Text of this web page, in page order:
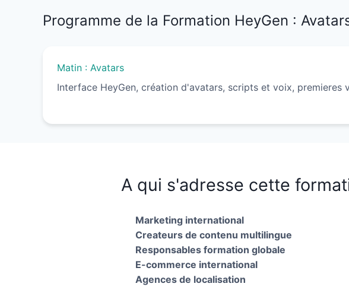
Programme de la Formation HeyGen :
Matin : Avatars
Interface HeyGen, création d'avatars, scripts et voix, premieres
A qui s'adresse cette
Marketing international
Createurs de contenu multilingue
Responsables formation globale
E-commerce international
Agences de localisation